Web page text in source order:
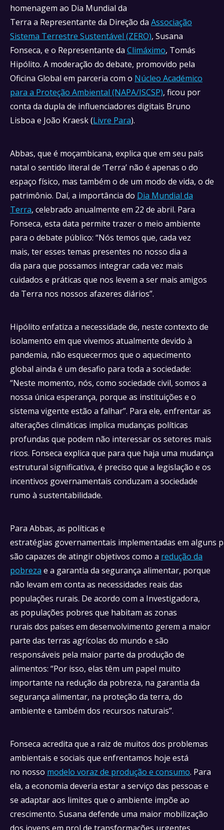
homenagem ao Dia Mundial da
Terra a Representante da Direção da Associação
Sistema Terrestre Sustentável (ZERO), Susana
Fonseca, e o Representante da Climáximo, Tomás
Hipólito. A moderação do debate, promovido pela
Oficina Global em parceria com o Núcleo Académico
para a Proteção Ambiental (NAPA/ISCSP), ficou por
conta da dupla de influenciadores digitais Bruno
Lisboa e João Kraesk (Livre Para).
Abbas, que é moçambicana, explica que em seu país
natal o sentido literal de ‘Terra’ não é apenas o do
espaço físico, mas também o de um modo de vida, o de
patrimônio. Daí, a importância do Dia Mundial da
Terra, celebrado anualmente em 22 de abril. Para
Fonseca, esta data permite trazer o meio ambiente
para o debate público: “Nós temos que, cada vez
mais, ter esses temas presentes no nosso dia a
dia para que possamos integrar cada vez mais
cuidados e práticas que nos levem a ser mais amigos
da Terra nos nossos afazeres diários”.
Hipólito enfatiza a necessidade de, neste contexto de
isolamento em que vivemos atualmente devido à
pandemia, não esquecermos que o aquecimento
global ainda é um desafio para toda a sociedade:
“Neste momento, nós, como sociedade civil, somos a
nossa única esperança, porque as instituições e o
sistema vigente estão a falhar”. Para ele, enfrentar as
alterações climáticas implica mudanças políticas
profundas que podem não interessar os setores mais
ricos. Fonseca explica que para que haja uma mudança
estrutural significativa, é preciso que a legislação e os
incentivos governamentais conduzam a sociedade
rumo à sustentabilidade.
Para Abbas, as políticas e
estratégias governamentais implementadas em alguns
são capazes de atingir objetivos como a redução da
pobreza e a garantia da segurança alimentar, porque
não levam em conta as necessidades reais das
populações rurais. De acordo com a Investigadora,
as populações pobres que habitam as zonas
rurais dos países em desenvolvimento gerem a maior
parte das terras agrícolas do mundo e são
responsáveis pela maior parte da produção de
alimentos: “Por isso, elas têm um papel muito
importante na redução da pobreza, na garantia da
segurança alimentar, na proteção da terra, do
ambiente e também dos recursos naturais”.
Fonseca acredita que a raiz de muitos dos problemas
ambientais e sociais que enfrentamos hoje está
no nosso modelo voraz de produção e consumo. Para
ela, a economia deveria estar a serviço das pessoas e
se adaptar aos limites que o ambiente impõe ao
crescimento. Susana defende uma maior mobilização